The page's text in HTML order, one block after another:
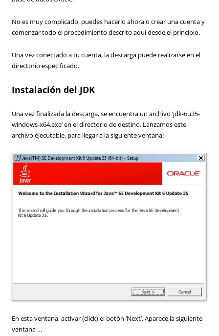
No es muy complicado, puedes hacerlo ahora o crear una cuenta y
comenzar todo el procedimiento descrito aquí desde el principio.
Una vez conectado a tu cuenta, la descarga puede realizarse en el
directorio especificado.
Instalación del JDK
Una vez finalizada la descarga, se encuentra un archivo ‘jdk-6u35-
windows-x64.exe’ en el directorio de destino. Lanzamos este
archivo ejecutable, para llegar a la siguiente ventana:
En esta ventana, activar (click) el botón ‘Next’. Aparece la siguiente
ventana …